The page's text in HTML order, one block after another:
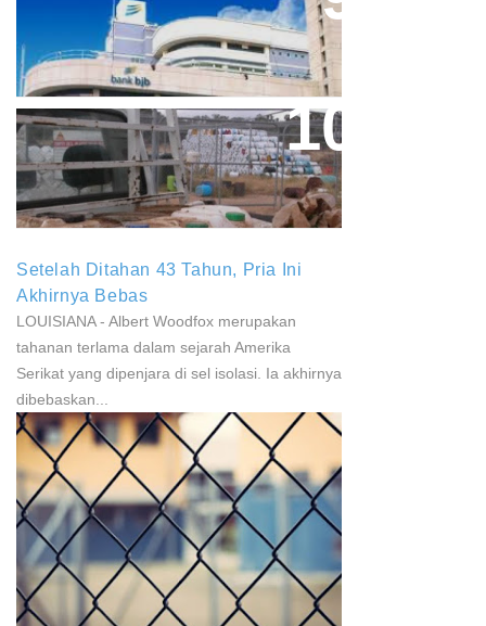
Masukan Kembali BJB Sebagai
Penyalur KUR
Paparan Pestisida Sebabkan
Parkinson Dan Kanker
Setelah Ditahan 43 Tahun, Pria Ini
Akhirnya Bebas
LOUISIANA - Albert Woodfox merupakan
tahanan terlama dalam sejarah Amerika
Serikat yang dipenjara di sel isolasi. Ia akhirnya
dibebaskan...